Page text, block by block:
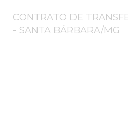
CONTRATO DE
- SANTA BÁRBARA/MG